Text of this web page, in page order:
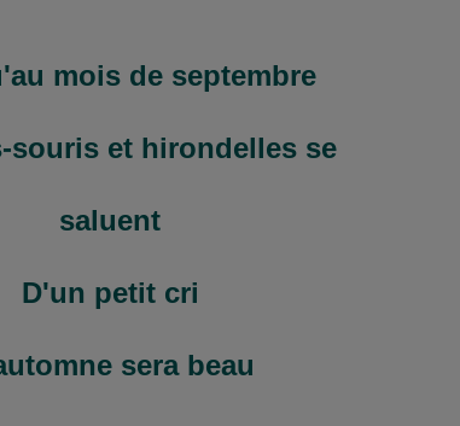
mois de septembre
souris et hirondelles se
saluent
D'un petit cri
sera beau